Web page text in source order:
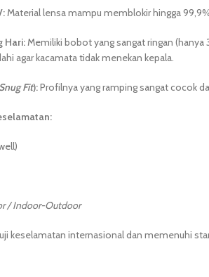
Material lensa mampu memblokir hingga
Hari:Memiliki bobot yang sangat ringan (hanya
agar kacamata tidak menekan kepala.
Snug Fit):Profilnya yang ramping sangat cocok
/ Indoor-Outdoor
keselamatan internasional dan memenuhi